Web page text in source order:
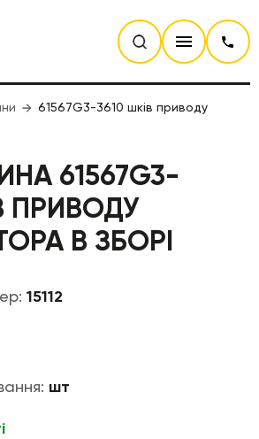
61567G3-3610 шків приводу
61567G3-
ПРИВОДУ
В ЗБОРІ
15112
шт